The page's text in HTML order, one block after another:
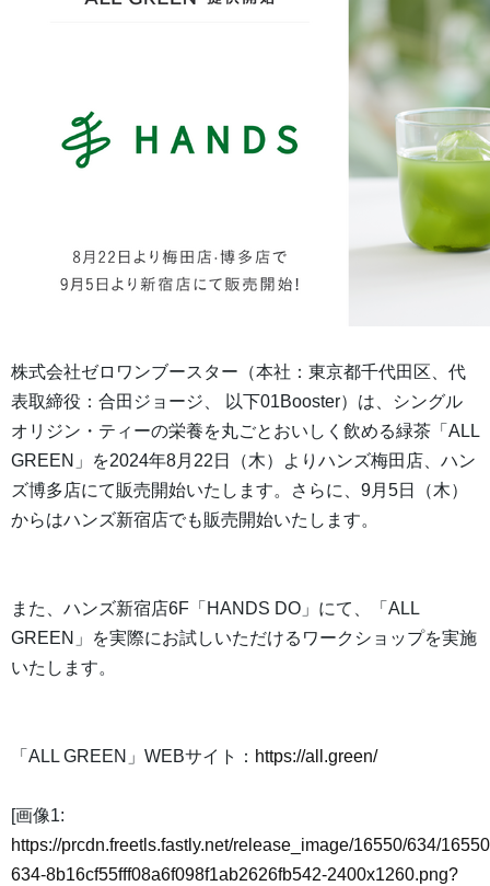
株式会社ゼロワンブースター（本社：東京都千代田区、代
表取締役：合田ジョージ、 以下01Booster）は、シングル
オリジン・ティーの栄養を丸ごとおいしく飲める緑茶「ALL
GREEN」を2024年8月22日（木）よりハンズ梅田店、ハン
ズ博多店にて販売開始いたします。さらに、9月5日（木）
からはハンズ新宿店でも販売開始いたします。
また、ハンズ新宿店6F「HANDS DO」にて、「ALL
GREEN」を実際にお試しいただけるワークショップを実施
いたします。
「ALL GREEN」WEBサイト： https://all.green/
[画像1:
https://prcdn.freetls.fastly.net/release_image/16550/634/
634-8b16cf55fff08a6f098f1ab2626fb542-2400x1260.png?